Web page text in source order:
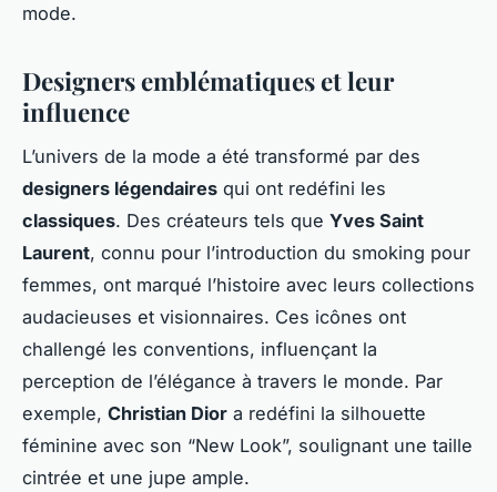
mode.
Designers emblématiques et leur
influence
L’univers de la mode a été transformé par des
designers légendaires qui ont redéfini les
classiques. Des créateurs tels que Yves Saint
Laurent, connu pour l’introduction du smoking pour
femmes, ont marqué l’histoire avec leurs collections
audacieuses et visionnaires. Ces icônes ont
challengé les conventions, influençant la
perception de l’élégance à travers le monde. Par
exemple, Christian Dior a redéfini la silhouette
féminine avec son “New Look”, soulignant une taille
cintrée et une jupe ample.